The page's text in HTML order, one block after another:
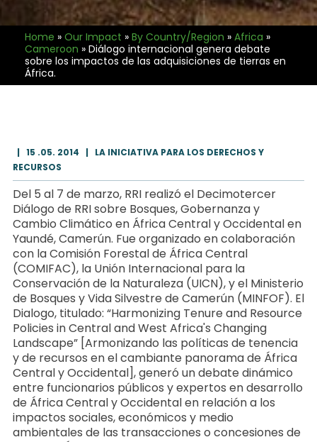
Home » Our Impact » By Country/Region » Africa »
Cameroon » Diálogo internacional genera debate
sobre los impactos de las adquisiciones de tierras en
África.
| 15 .05. 2014 | LA INICIATIVA PARA LOS DERECHOS Y
RECURSOS
Del 5 al 7 de marzo, RRI realizó el Decimotercer
Diálogo de RRI sobre Bosques, Gobernanza y
Cambio Climático en África Central y Occidental en
Yaundé, Camerún. Fue organizado en colaboración
con la Comisión Forestal de África Central
(COMIFAC), la Unión Internacional para la
Conservación de la Naturaleza (UICN), y el Ministerio
de Bosques y Vida Silvestre de Camerún (MINFOF). El
Dialogo, titulado: “Harmonizing Tenure and Resource
Policies in Central and West Africa's Changing
Landscape” [Armonizando las políticas de tenencia
y de recursos en el cambiante panorama de África
Central y Occidental], generó un debate dinámico
entre funcionarios públicos y expertos en desarrollo
de África Central y Occidental en relación a los
impactos sociales, económicos y medio
ambientales de las transacciones o concesiones de